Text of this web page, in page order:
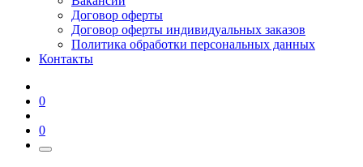
Договор оферты
Договор оферты индивидуальных заказов
Политика обработки персональных данных
Контакты
0
0